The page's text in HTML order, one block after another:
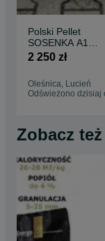
Polski Pellet
SOSENKA A1
oryginalny
polski jasny
2 250 zł
Oleśnica, Lucień
Odświeżono dzisiaj
Zobacz też